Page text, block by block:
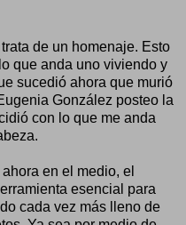
de un homenaje. Esto
que anda uno viviendo y
sucedió ahora que murió
González posteo la
con lo que me anda
en el medio, el
esencial para
cada vez más lleno de